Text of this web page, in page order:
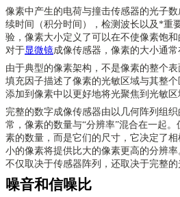
像素中产生的电荷与撞击传感器的光子
续时间（积分时间），检测波长以及*重
验，像素大小定义了可以在不使像素饱和
对于显微镜成像传感器，像素的大小通常
由于典型的像素架构，不是像素的整个
填充因子描述了像素的光敏区域与其整
添加到像素中以更好地将光聚焦到光敏区
完整的数字成像传感器由以几何阵列组
常，像素的数量与“分辨率”混合在一起
素的数量，而是它们的尺寸，它决定了
小的像素将提供比大的像素更高的分辨
不仅取决于传感器阵列，还取决于完整的
噪音和信噪比